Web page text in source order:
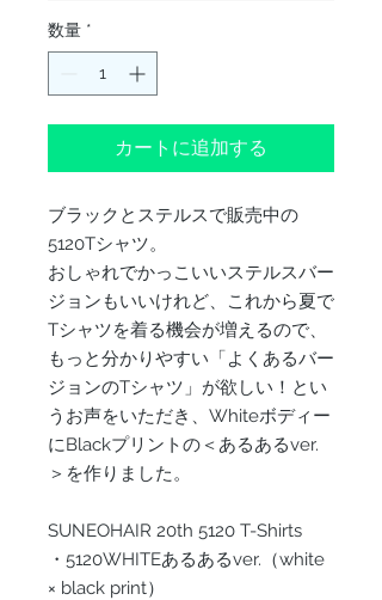
数量 *
カートに追加する
ブラックとステルスで販売中の
5120Tシャツ。
おしゃれでかっこいいステルスバー
ジョンもいいけれど、これから夏で
Tシャツを着る機会が増えるので、
もっと分かりやすい「よくあるバー
ジョンのTシャツ」が欲しい！とい
うお声をいただき、Whiteボディー
にBlackプリントの＜あるあるver.
＞を作りました。
SUNEOHAIR 20th 5120 T-Shirts
・5120WHITEあるあるver.（white
× black print）